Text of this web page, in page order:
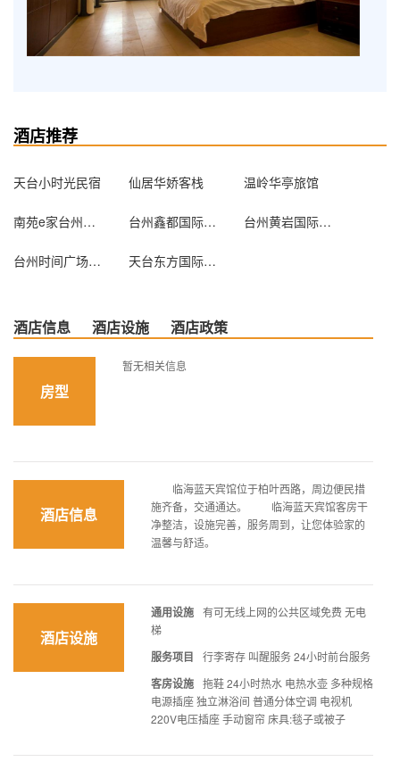
酒店推荐
天台小时光民宿 仙居华娇客栈 温岭华亭旅馆
南苑e家台州路桥店 台州鑫都国际大酒店 台州黄岩国际大酒店
台州时间广场酒店 天台东方国际大酒店
酒店信息 酒店设施 酒店政策
房型
暂无相关信息
酒店信息
临海蓝天宾馆位于柏叶西路，周边便民措
施齐备，交通通达。 临海蓝天宾馆客房干
净整洁，设施完善，服务周到，让您体验家的
温馨与舒适。
酒店设施
通用设施 有可无线上网的公共区域免费 无电
梯
服务项目 行李寄存 叫醒服务 24小时前台服务
客房设施 拖鞋 24小时热水 电热水壶 多种规格
电源插座 独立淋浴间 普通分体空调 电视机
220V电压插座 手动窗帘 床具:毯子或被子